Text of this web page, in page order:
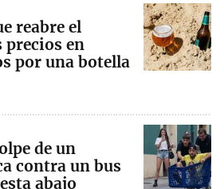
reabre el
precios en
por una botella
de un
contra un bus
abajo